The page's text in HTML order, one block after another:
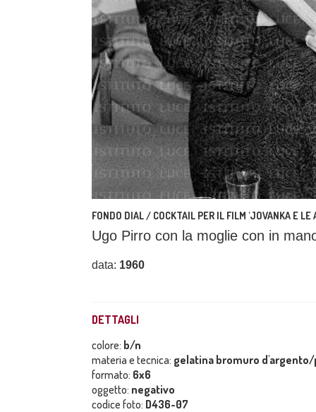
FONDO DIAL / COCKTAIL PER IL FILM 'JOVANKA E LE
Ugo Pirro con la moglie con in
data: 1960
DETTAGLI
colore: b/n
materia e tecnica: gelatina bromuro
formato: 6x6
oggetto: negativo
codice foto: D436-07